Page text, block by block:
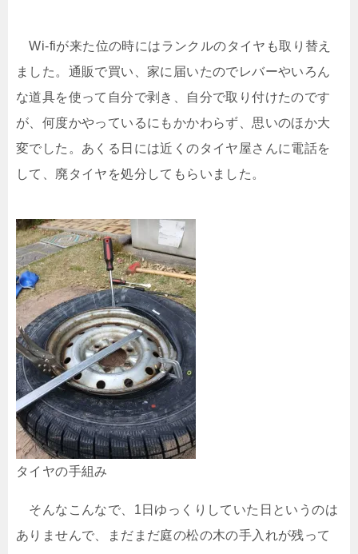
Wi-fiが来た位の時にはランクルのタイヤも取り替え
ました。通販で買い、家に届いたのでレバーやいろん
な道具を使って自分で剥き、自分で取り付けたのです
が、何度かやっているにもかかわらず、思いのほか大
変でした。あくる日には近くのタイヤ屋さんに電話を
して、廃タイヤを処分してもらいました。
タイヤの手組み
そんなこんなで、1日ゆっくりしていた日というのは
ありませんで、まだまだ庭の松の木の手入れが残って